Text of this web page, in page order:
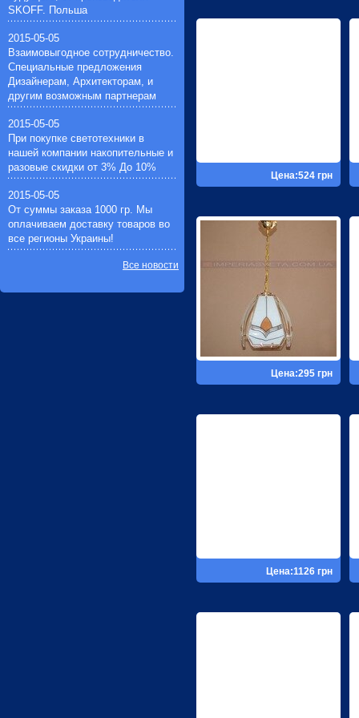
Цена:524 грн
Цена:295 грн
Цена:1126 грн
устройства(1)
ламп(1)
SKOFF. Польша
2015-05-05
Взаимовыгодное сотрудничество.
Специальные предложения
Дизайнерам, Архитекторам, и
другим возможным партнерам
2015-05-05
При покупке светотехники в
нашей компании накопительные и
разовые скидки от 3% До 10%
2015-05-05
От суммы заказа 1000 гр. Мы
оплачиваем доставку товаров во
все регионы Украины!
Все новости